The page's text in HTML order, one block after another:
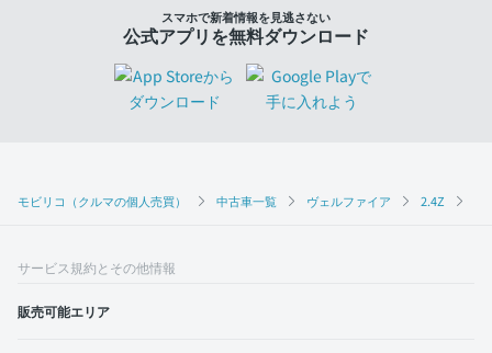
モビリコ（クルマの個人売買） 中古車一覧 ヴェルファイア 2.4Z
スマホで新着情報を見逃さない
公式アプリを無料ダウンロード
サービス規約とその他情報
販売可能エリア